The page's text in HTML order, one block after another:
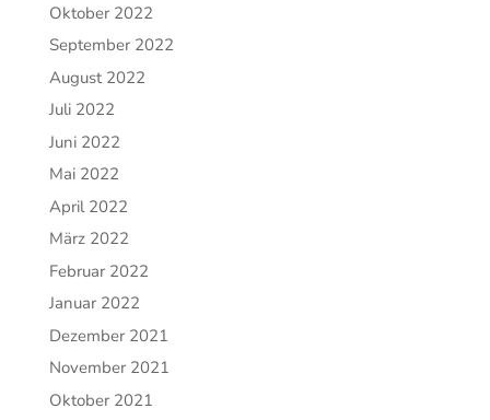
Oktober 2022
September 2022
August 2022
Juli 2022
Juni 2022
Mai 2022
April 2022
März 2022
Februar 2022
Januar 2022
Dezember 2021
November 2021
Oktober 2021